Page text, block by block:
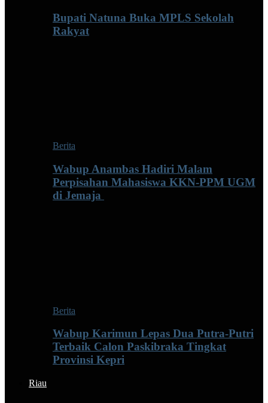
Bupati Natuna Buka MPLS Sekolah
Rakyat
Berita
Wabup Anambas Hadiri Malam
Perpisahan Mahasiswa KKN-PPM UGM
di Jemaja ‎
Berita
Wabup Karimun Lepas Dua Putra-Putri
Terbaik Calon Paskibraka Tingkat
Provinsi Kepri
Riau